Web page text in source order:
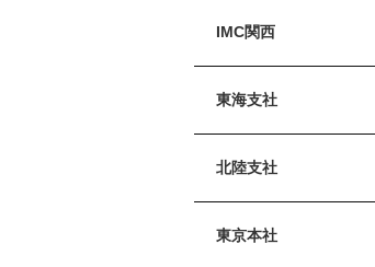
IMC関西
東海支社
北陸支社
東京本社